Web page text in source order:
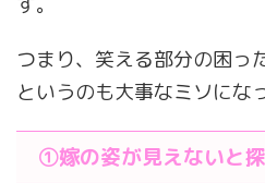
つまり、笑える部分の困っ
というのも大事なミソにな
①嫁の姿が見えないと